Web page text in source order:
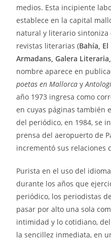
medios. Esta incipiente
establece en la capital
natural y literario sintoniza
revistas literarias (Bahía,
Armadans, Galera
nombre aparece en
poetas en Mallorcay
año 1973 ingresa como
en cuyas páginas también
del periódico, en 1984, se
prensa del aeropuerto de
incrementó sus relaciones
Purista en el uso del
durante los años que
periódico, los periodistas
pasar por alto una sola
intimidad y lo cotidiano,
la sencillez inmediata, en